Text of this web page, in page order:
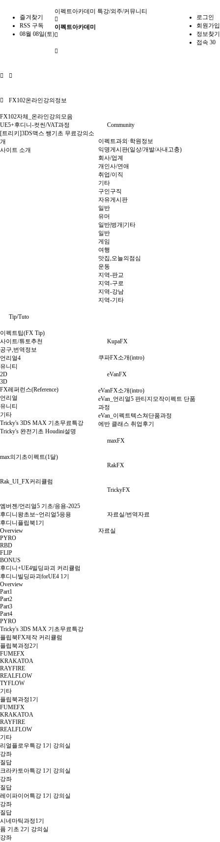
즐겨찾기
RSS 구독
08월 08일(토)
로그인
회원가입
정보찾기
접속 30
이펙트아카데미 특강/외주/커뮤니티
이펙트아카데미
FX102온라인강의정보
FX102자체_온라인강의모음
UE5+후디니-컷씬/VAT과정
[트리키]3DS맥스 쌩기초 무료강의소
개
사이트 소개
Community
이펙트과외·학원정보
익명게시판(일상/개발/사내고충)
회사/업계
개인사/연애
취업/이직
기타
구인구직
자유게시판
일반
유머
일반|벙개|기타
일반
게임
여행
맛집,오늘의점심
운동
지역-판교
지역-구로
지역-강남
지역-기타
Tip/Tuto
이펙트팁(FX Tip)
사이트/튜토추천
공구,번역정보
언리얼4
유니티
2D
3D
FX레퍼런스(Reference)
언리얼
유니티
기타
Tricky's 3DS MAX 기초무료특강
Tricky's 완전기초 Houdini설명
KupaFX
쿠파FX소개(intro)
eVanFX
eVanFX소개(intro)
eVan_언리얼5 판티지모작이펙트 단품
과정
eVan_이펙트텍스쳐단품과정
에반 클래스 취업후기
maxFX
max의기초이펙트(1달)
RakFX
Rak_UI_FX커리큘럼
TrickyFX
엠버젠/언리얼5 기초/응용-2025
후디니왕초보~언리얼5응용
후디니플립북1기
Overview
PYRO
RBD
FLIP
BONUS
후디니+UE4빌딩파괴 커리큘럼
후디니빌딩파괴forUE4 1기
Overview
Part1
Part2
Part3
Part4
PYRO
Tricky's 3DS MAX 기초무료특강
플립북FX제작 커리큘럼
플립북과정2기
FUMEFX
KRAKATOA
RAYFIRE
REALFLOW
TYFLOW
기타
플립북과정1기
FUMEFX
KRAKATOA
RAYFIRE
REALFLOW
기타
리얼플로우특강 1기 강의실
강좌
질답
크라카토아특강 1기 강의실
강좌
질답
레이파이어특강 1기 강의실
강좌
질답
시네마틱과정1기
퓸 기초 2기 강의실
강좌
자료실/번역자료
자료실